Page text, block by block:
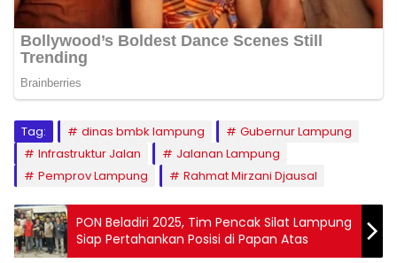
Tag: dinas bmbk lampung
Gubernur Lampung
Infrastruktur Jalan
Jalanan Lampung
Pemprov Lampung
Rahmat Mirzani Djausal
PON Beladiri 2025, Tim Pencak Silat Lampung
Siap Pertahankan Posisi di Papan Atas